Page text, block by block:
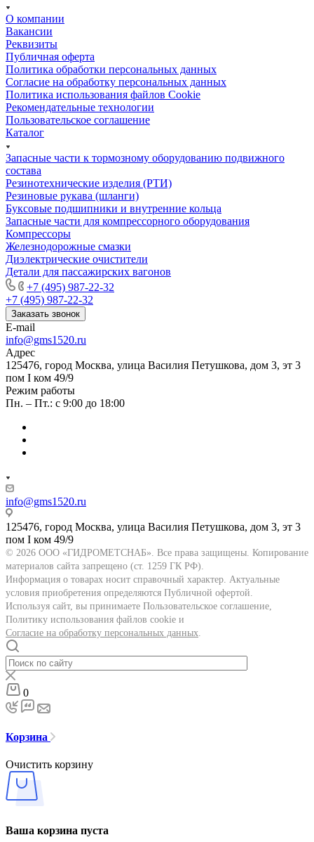
О компании
Вакансии
Реквизиты
Публичная оферта
Политика обработки персональных данных
Cогласие на обработку персональных данных
Политика использования файлов Cookie
Рекомендательные технологии
Пользовательское соглашение
Каталог
Запасные части к тормозному оборудованию подвижного
состава
Резинотехнические изделия (РТИ)
Резиновые рукава (шланги)
Буксовые подшипники и внутренние кольца
Запасные части для компрессорного оборудования
Компрессоры
Железнодорожные смазки
Диэлектрические очистители
Детали для пассажирских вагонов
+7 (495) 987-22-32
+7 (495) 987-22-32
Заказать звонок
E-mail
info@gms1520.ru
Адрес
125476, город Москва, улица Василия Петушкова, дом 3, эт 3
пом I ком 49/9
Режим работы
Пн. – Пт.: с 9:00 до 18:00
info@gms1520.ru
125476, город Москва, улица Василия Петушкова, дом 3, эт 3
пом I ком 49/9
© 2026 ООО «ГИДРОМЕТСНАБ». Все права защищены. Копирование
материалов сайта запрещено (ст. 1259 ГК РФ).
Информация о товарах носит справочный характер. Актуальные
условия приобретения определяются Публичной офертой.
Используя сайт, вы принимаете Пользовательское соглашение,
Политику использования файлов cookie и
Согласие на обработку персональных данных
0
Корзина
Очистить корзину
Ваша корзина пуста